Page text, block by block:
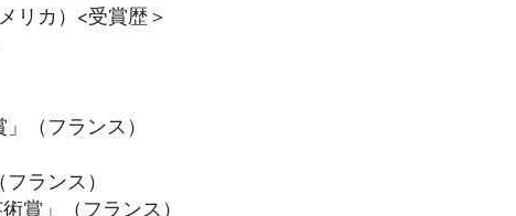
リカ）<受賞歴＞
（フランス）
ランス）
賞」（フランス）